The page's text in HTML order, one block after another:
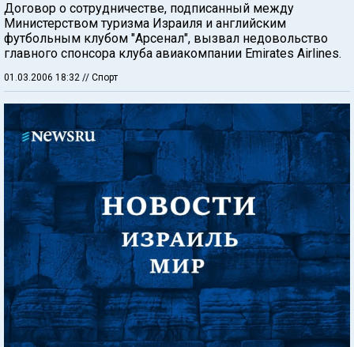
Договор о сотрудничестве, подписанный между
Министерством туризма Израиля и английским
футбольным клубом "Арсенал", вызвал недовольство
главного спонсора клуба авиакомпании Emirates Airlines.
01.03.2006 18:32 // Спорт